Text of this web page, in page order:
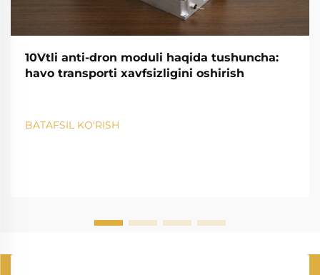
10Vtli anti-dron moduli haqida tushuncha:
havo transporti xavfsizligini oshirish
BATAFSIL KO'RISH